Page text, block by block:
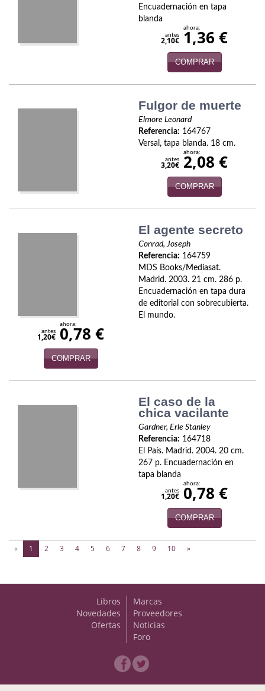
Otros idiomas
Psicología. Educación
Teatro
Tema Local
Encuadernación en tapa
blanda
antes
2,10€
ahora:
1,36 €
COMPRAR
Fulgor de muerte
Elmore Leonard
Referencia: 164767
Versal, tapa blanda. 18 cm.
antes
3,20€
ahora:
2,08 €
COMPRAR
El agente secreto
Conrad, Joseph
Referencia: 164759
MDS Books/Mediasat.
Madrid. 2003. 21 cm. 286 p.
Encuadernación en tapa dura
de editorial con sobrecubierta.
El mundo.
antes
1,20€
ahora:
0,78 €
COMPRAR
El caso de la
chica vacilante
Gardner, Erle Stanley
Referencia: 164718
El País. Madrid. 2004. 20 cm.
267 p. Encuadernación en
tapa blanda
antes
1,20€
ahora:
0,78 €
COMPRAR
« 1 (current)
2 3 4 5 6 7 8 9 10 »
Libros
Novedades
Ofertas
Marcas
Proveedores
Noticias
Foro